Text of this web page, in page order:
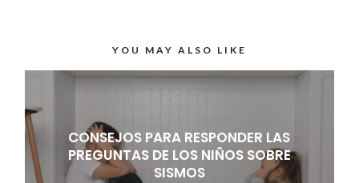
YOU MAY ALSO LIKE
CONSEJOS PARA RESPONDER LAS
PREGUNTAS DE LOS NIÑOS SOBRE
SISMOS